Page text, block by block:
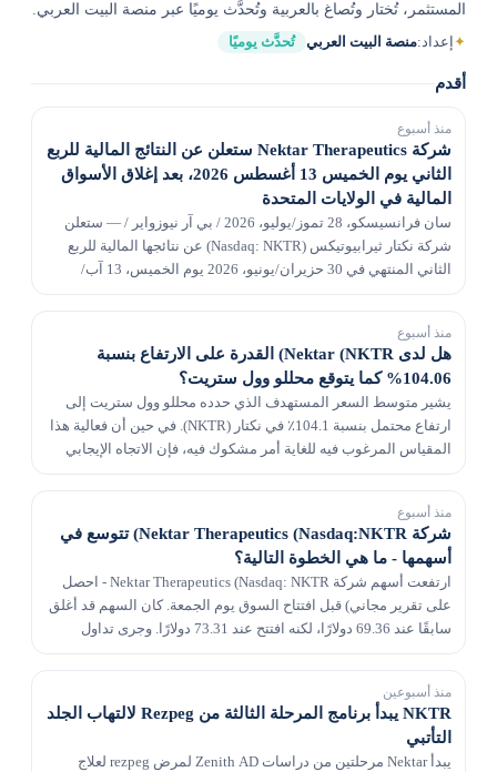
المستثمر، تُختار وتُصاغ بالعربية وتُحدَّث يوميًا عبر منصة البيت العربي.
✦إعداد:منصة البيت العربي تُحدَّث يوميًا
أقدم
منذ أسبوع
شركة Nektar Therapeutics ستعلن عن النتائج المالية للربع
الثاني يوم الخميس 13 أغسطس 2026، بعد إغلاق الأسواق
المالية في الولايات المتحدة
سان فرانسيسكو، 28 تموز/يوليو، 2026 / بي آر نيوزواير / — ستعلن
شركة نكتار ثيرابيوتيكس (Nasdaq: NKTR) عن نتائجها المالية للربع
الثاني المنتهي في 30 حزيران/يونيو، 2026 يوم الخميس، 13 آب/
منذ أسبوع
هل لدى Nektar (NKTR) القدرة على الارتفاع بنسبة
104.06% كما يتوقع محللو وول ستريت؟
يشير متوسط ​​السعر المستهدف الذي حدده محللو وول ستريت إلى
ارتفاع محتمل بنسبة 104.1٪ في نكتار (NKTR). في حين أن فعالية هذا
المقياس المرغوب فيه للغاية أمر مشكوك فيه، فإن الاتجاه الإيجابي
منذ أسبوع
شركة Nektar Therapeutics (Nasdaq:NKTR) تتوسع في
أسهمها - ما هي الخطوة التالية؟
ارتفعت أسهم شركة Nektar Therapeutics (Nasdaq: NKTR - احصل
على تقرير مجاني) قبل افتتاح السوق يوم الجمعة. كان السهم قد أغلق
سابقًا عند 69.36 دولارًا، لكنه افتتح عند 73.31 دولارًا. وجرى تداول
منذ أسبوعين
NKTR يبدأ برنامج المرحلة الثالثة من Rezpeg لالتهاب الجلد
التأتبي
يبدأ Nektar مرحلتين من دراسات Zenith AD لمرض rezpeg لعلاج